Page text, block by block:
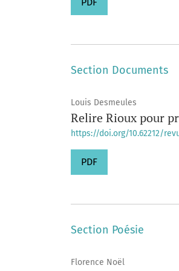
Section Documents
Louis Desmeules
Relire Rioux pour
https://doi.org/10.62212/
PDF
Section Poésie
Florence Noël